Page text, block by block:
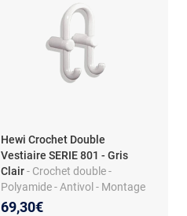
Hewi Crochet Double
Vestiaire SERIE 801 - Gris
Clair- Crochet double -
Polyamide - Antivol - Montage
mural
69,30€